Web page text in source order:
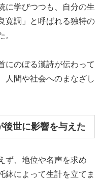
に学びつつも、自分の生
寛調」と呼ばれる独特の
。
にのぼる漢詩が伝わって
人間や社会へのまなざし
世に影響を与えた
ず、地位や名声を求め
鉢によって生計を立てま